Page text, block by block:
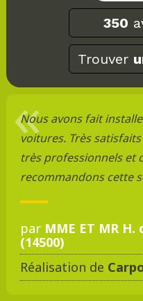
350
Trouver
Nous avons fait
voitures. Très
très professionnels et
recommandons cette
par MME ET MR
(14500)
Réalisation de